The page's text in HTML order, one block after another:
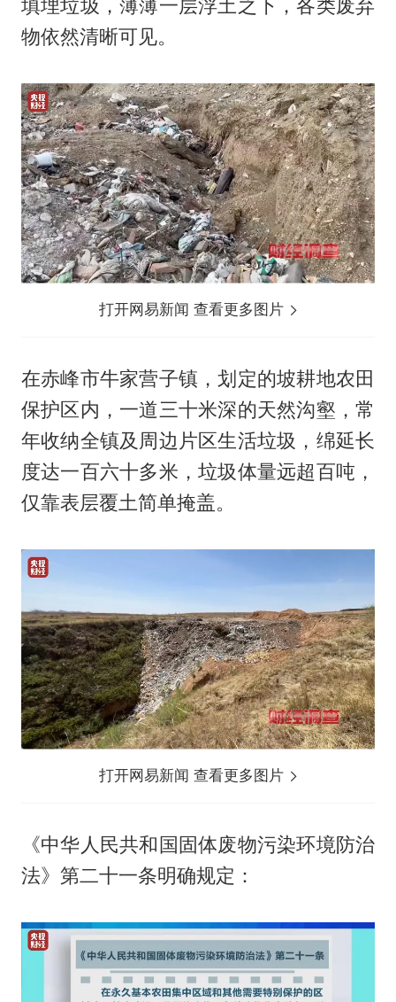
填埋垃圾，薄薄一层浮土之下，各类废弃
物依然清晰可见。
打开网易新闻 查看更多图片
在赤峰市牛家营子镇，划定的坡耕地农田
保护区内，一道三十米深的天然沟壑，常
年收纳全镇及周边片区生活垃圾，绵延长
度达一百六十多米，垃圾体量远超百吨，
仅靠表层覆土简单掩盖。
打开网易新闻 查看更多图片
《中华人民共和国固体废物污染环境防治
法》第二十一条明确规定：